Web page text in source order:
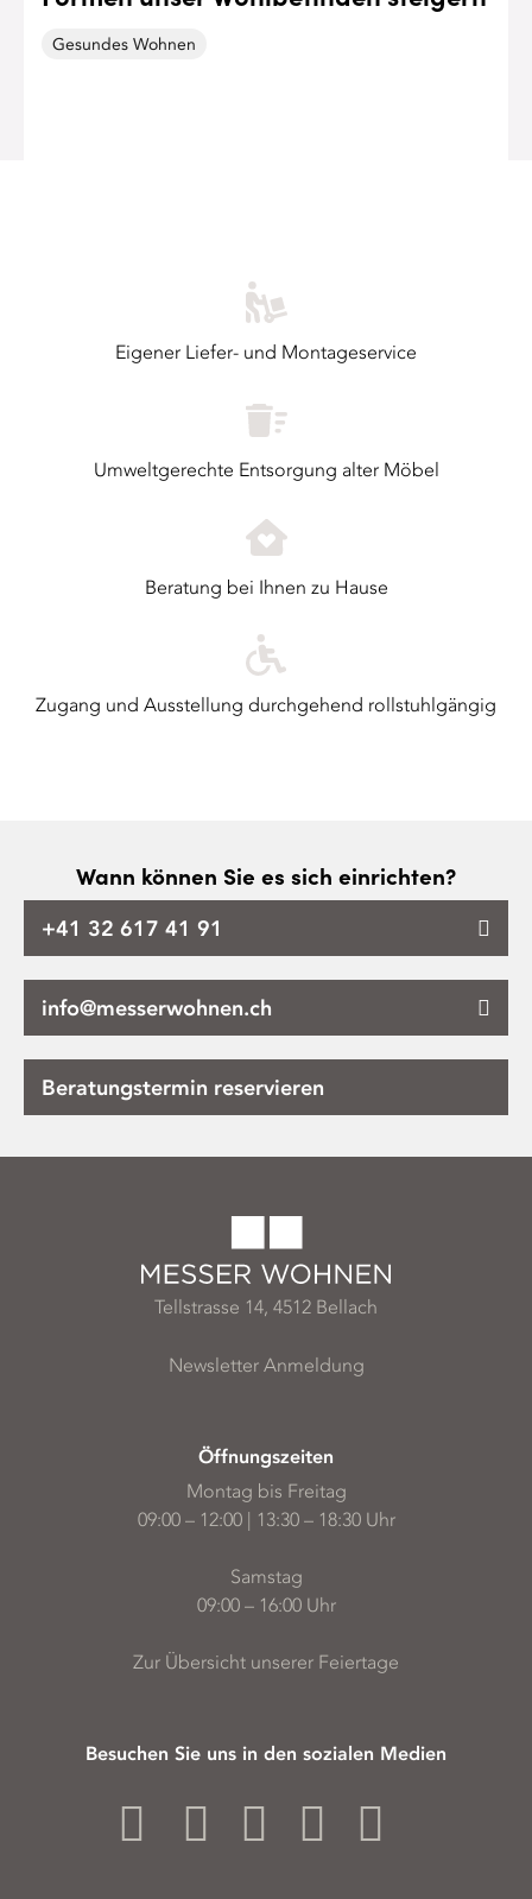
Gesundes Wohnen
Eigener Liefer- und Montageservice
Umweltgerechte Entsorgung alter Möbel
Beratung bei Ihnen zu Hause
Zugang und Ausstellung durchgehend rollstuhlgängig
Wann können Sie es sich einrichten?
+41 32 617 41 91
info@messerwohnen.ch
Beratungstermin reservieren
Tellstrasse 14, 4512 Bellach
Newsletter Anmeldung
Öffnungszeiten
Montag bis Freitag
09:00 – 12:00 | 13:30 – 18:30 Uhr
Samstag
09:00 – 16:00 Uhr
Zur Übersicht unserer Feiertage
Besuchen Sie uns in den sozialen Medien